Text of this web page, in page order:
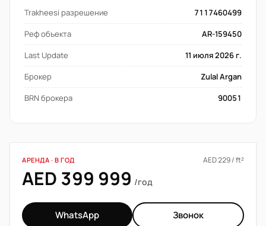
Trakheesi разрешение
7117460499
Реф объекта
AR-159450
Last Update
11 июля 2026 г.
Брокер
Zulal Argan
BRN брокера
90051
АРЕНДА · В ГОД AED 229 / ft²
AED 399 999 /год
WhatsApp Звонок